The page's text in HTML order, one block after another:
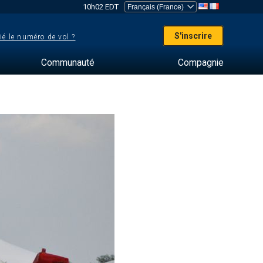
10h02 EDT
le numéro de vol ? S'inscrire
Communauté Compagnie